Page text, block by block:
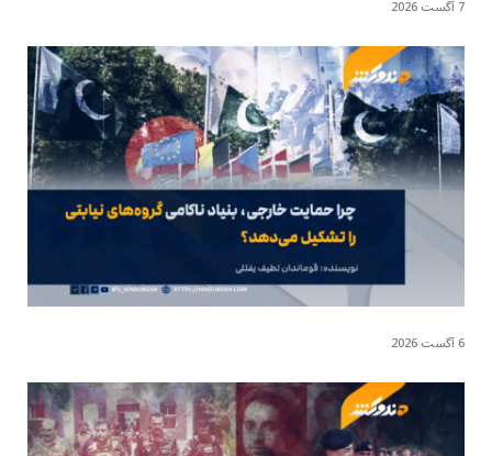
7 آگست 2026
6 آگست 2026